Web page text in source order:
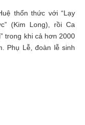
thổn thức với “Lạy
(Kim Long), rồi Ca
trong khi cả hơn 2000
Phụ Lễ, đoàn lễ sinh